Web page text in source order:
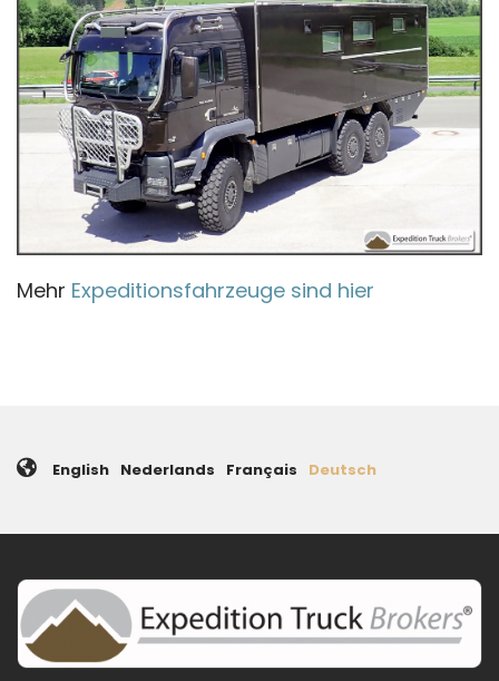
Mehr Expeditionsfahrzeuge sind hier
English Nederlands Français Deutsch